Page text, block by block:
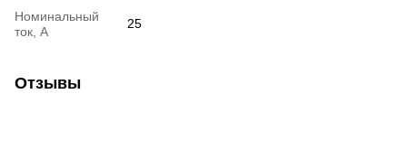
Номинальный
ток, А
25
Отзывы